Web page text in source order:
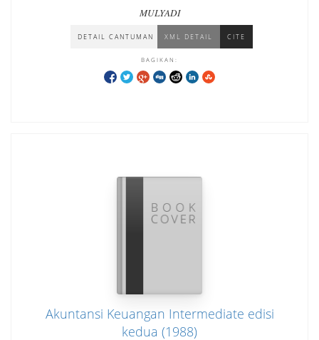
MULYADI
DETAIL CANTUMAN XML DETAIL CITE
BAGIKAN:
Akuntansi Keuangan Intermediate edisi
kedua (1988)